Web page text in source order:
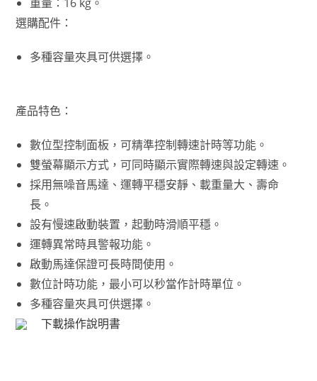
選購配件：
多種容量夾具可供選擇。
產品特色：
數位型控制面板，可精準控制轉速計時等功能。
雙螢幕顯示方式，可同時顯示實際轉速與設定轉速。
採用無噪音馬達、運轉平穩安靜、載重量大、壽命
長。
設有慢速啟動裝置，起動時滑順平穩。
運轉異常時具警報功能。
啟動馬達保證可長時間使用。
數位計時功能，最小可以秒當作計時單位。
多種容量夾具可供選擇。
下載操作說明書